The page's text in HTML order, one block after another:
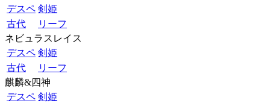
デスペ 剣姫
古代
リーフ
ネビュラスレイス
デスペ 剣姫
古代
リーフ
麒麟&四神
デスペ 剣姫